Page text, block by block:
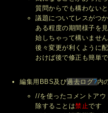
質問からでも構わない
議題についてレスがつ
ある程度の期間様子を
始しちゃって構いません
後々変更が利くように
おけば後で修正も簡単
編集用BBS及び過去ログ?内
//を使ったコメントアウ
除することは禁止です